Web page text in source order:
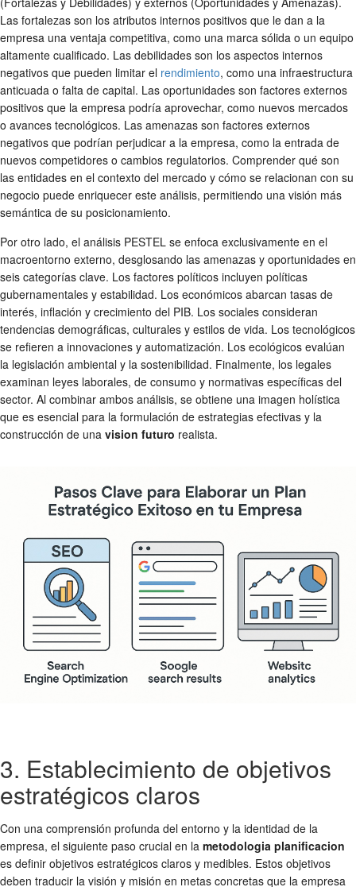
Las fortalezas son los atributos internos positivos que le dan a la
empresa una ventaja competitiva, como una marca sólida o un equipo
altamente cualificado. Las debilidades son los aspectos internos
negativos que pueden limitar el rendimiento, como una infraestructura
anticuada o falta de capital. Las oportunidades son factores externos
positivos que la empresa podría aprovechar, como nuevos mercados
o avances tecnológicos. Las amenazas son factores externos
negativos que podrían perjudicar a la empresa, como la entrada de
nuevos competidores o cambios regulatorios. Comprender qué son
las entidades en el contexto del mercado y cómo se relacionan con su
negocio puede enriquecer este análisis, permitiendo una visión más
semántica de su posicionamiento.
Por otro lado, el análisis PESTEL se enfoca exclusivamente en el
macroentorno externo, desglosando las amenazas y oportunidades en
seis categorías clave. Los factores políticos incluyen políticas
gubernamentales y estabilidad. Los económicos abarcan tasas de
interés, inflación y crecimiento del PIB. Los sociales consideran
tendencias demográficas, culturales y estilos de vida. Los tecnológicos
se refieren a innovaciones y automatización. Los ecológicos evalúan
la legislación ambiental y la sostenibilidad. Finalmente, los legales
examinan leyes laborales, de consumo y normativas específicas del
sector. Al combinar ambos análisis, se obtiene una imagen holística
que es esencial para la formulación de estrategias efectivas y la
construcción de una vision futuro realista.
3. Establecimiento de objetivos
estratégicos claros
Con una comprensión profunda del entorno y la identidad de la
empresa, el siguiente paso crucial en la metodologia planificacion
es definir objetivos estratégicos claros y medibles. Estos objetivos
deben traducir la visión y misión en metas concretas que la empresa